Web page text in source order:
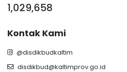
1,029,658
Kontak Kami
@disdikbudkaltim
disdikbud@kaltimprov.go.id